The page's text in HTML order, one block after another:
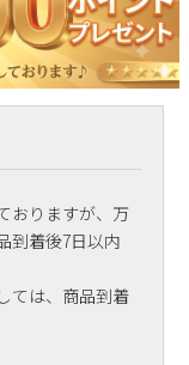
おりますが、万
到着後7日以内
ては、商品到着